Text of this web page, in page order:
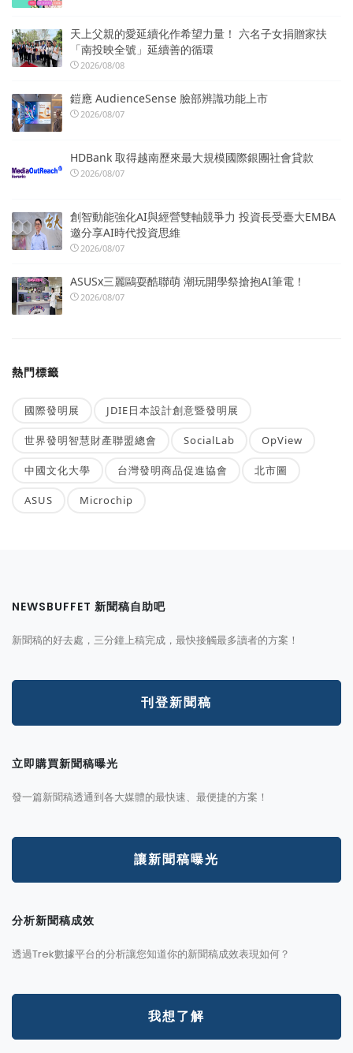
天上父親的愛延續化作希望力量！ 六名子女捐贈家扶
「南投映全號」延續善的循環
2026/08/08
鎧應 AudienceSense 臉部辨識功能上市
2026/08/07
HDBank 取得越南歷來最大規模國際銀團社會貸款
2026/08/07
創智動能強化AI與經營雙軸競爭力 投資長受臺大EMBA
邀分享AI時代投資思維
2026/08/07
ASUSx三麗鷗耍酷聯萌 潮玩開學祭搶抱AI筆電！
2026/08/07
熱門標籤
國際發明展 JDIE日本設計創意暨發明展
世界發明智慧財產聯盟總會 SocialLab OpView
中國文化大學 台灣發明商品促進協會 北市圖
ASUS Microchip
NEWSBUFFET 新聞稿自助吧
新聞稿的好去處，三分鐘上稿完成，最快接觸最多讀者的方案！
刊登新聞稿
立即購買新聞稿曝光
發一篇新聞稿透通到各大媒體的最快速、最便捷的方案！
讓新聞稿曝光
分析新聞稿成效
透過Trek數據平台的分析讓您知道你的新聞稿成效表現如何？
我想了解